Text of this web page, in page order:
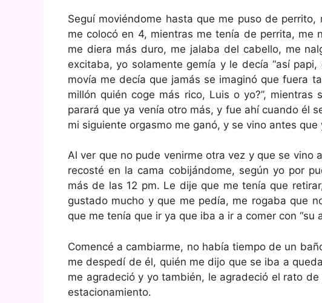
Seguí moviéndome hasta que me puso de
me colocó en 4, mientras me tenía de perrita, me
me diera más duro, me jalaba del cabello, me
excitaba, yo solamente gemía y le decía “así
movía me decía que jamás se imaginó que fuera
millón quién coge más rico, Luis o yo?”,
parará que ya venía otro más, y fue ahí cuando él
mi siguiente orgasmo me ganó, y se vino antes que
Al ver que no pude venirme otra vez y que se vino
recosté en la cama cobijándome, según yo por
más de las 12 pm. Le dije que me tenía que
gustado mucho y que me pedía, me rogaba que
que me tenía que ir ya que iba a ir a comer con “su
Comencé a cambiarme, no había tiempo de un
me despedí de él, quién me dijo que se iba a
me agradeció y yo también, le agradeció el rato
estacionamiento.